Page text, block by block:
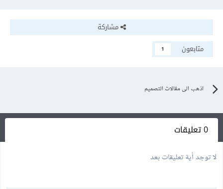
مشاركة
متابعون
1
اذهب الى مقالات التصميم
0 تعليقات
لا توجد أية تعليقات بعد